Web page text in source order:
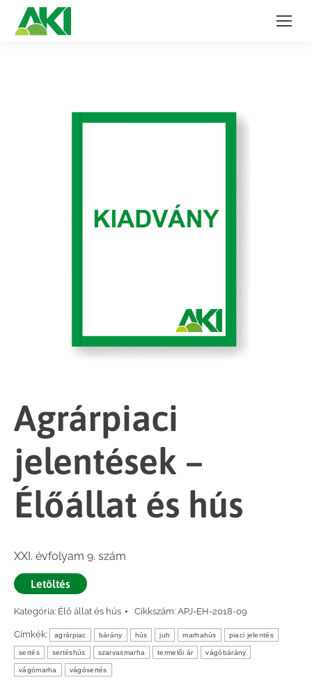
Agrárpiaci
jelentések –
Élőállat és hús
XXI. évfolyam 9. szám
Letöltés
Kategória: Élő állat és hús Cikkszám: APJ-EH-2018-09
Címkék: agrárpiac bárány hús juh marhahús piaci jelentés
sertés sertéshús szarvasmarha termelői ár vágóbárány
vágómarha vágósertés